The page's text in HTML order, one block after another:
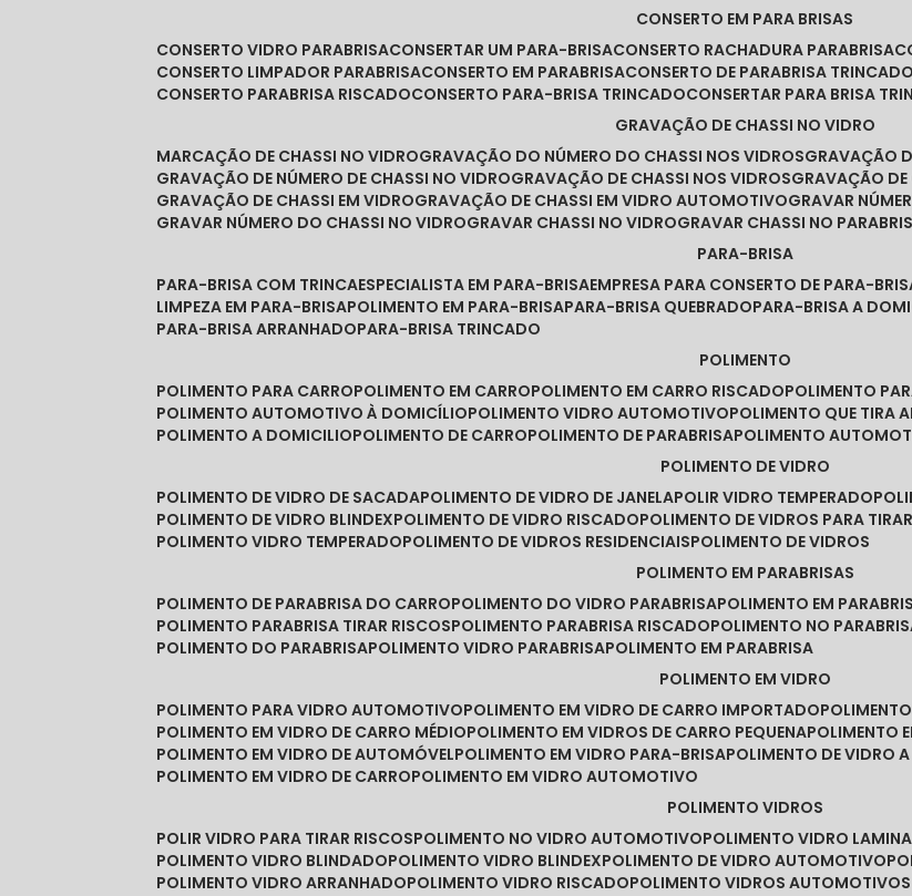
CONSERTO EM PARA BRISAS
CONSERTO VIDRO PARABRISA CONSERTAR UM PARA-BRISA CONSERTO RACHADURA PARABRISA
CONSERTO LIMPADOR PARABRISA CONSERTO EM PARABRISA CONSERTO DE PARABRISA TRINCADO
CONSERTO PARABRISA RISCADO
CONSERTO PARA-BRISA TRINCADO
CONSERTAR PARA BRISA
GRAVAÇÃO DE CHASSI NO VIDRO
MARCAÇÃO DE CHASSI NO VIDRO
GRAVAÇÃO DO NÚMERO DO CHASSI NOS VIDROS
GRAVAÇÃO
GRAVAÇÃO DE NÚMERO DE CHASSI NO VIDRO
GRAVAÇÃO DE CHASSI NOS VIDROS
GRAVAÇÃO
GRAVAÇÃO DE CHASSI EM VIDRO
GRAVAÇÃO DE CHASSI EM VIDRO AUTOMOTIVO
GRAVAR
GRAVAR NÚMERO DO CHASSI NO VIDRO
GRAVAR CHASSI NO VIDRO
GRAVAR CHASSI NO
PARA-BRISA
PARA-BRISA COM TRINCA ESPECIALISTA EM PARA-BRISA EMPRESA PARA CONSERTO DE PARA-
LIMPEZA EM PARA-BRISA POLIMENTO EM PARA-BRISA PARA-BRISA QUEBRADO PARA-BRISA A
PARA-BRISA ARRANHADO PARA-BRISA TRINCADO
POLIMENTO
POLIMENTO PARA CARRO POLIMENTO EM CARRO POLIMENTO EM CARRO RISCADO POLIMENTO
POLIMENTO AUTOMOTIVO À DOMICÍLIO POLIMENTO VIDRO AUTOMOTIVO POLIMENTO QUE TIRA
POLIMENTO A DOMICILIO POLIMENTO DE CARRO POLIMENTO DE PARABRISA POLIMENTO
POLIMENTO DE VIDRO
POLIMENTO DE VIDRO DE SACADA POLIMENTO DE VIDRO DE JANELA POLIR VIDRO TEMPERADO
POLIMENTO DE VIDRO BLINDEX POLIMENTO DE VIDRO RISCADO POLIMENTO DE VIDROS PARA
POLIMENTO VIDRO TEMPERADO POLIMENTO DE VIDROS RESIDENCIAIS POLIMENTO DE VIDROS
POLIMENTO EM PARABRISAS
POLIMENTO DE PARABRISA DO CARRO POLIMENTO DO VIDRO PARABRISA POLIMENTO EM
POLIMENTO PARABRISA TIRAR RISCOS POLIMENTO PARABRISA RISCADO POLIMENTO NO
POLIMENTO DO PARABRISA POLIMENTO VIDRO PARABRISA POLIMENTO EM PARABRISA
POLIMENTO EM VIDRO
POLIMENTO PARA VIDRO AUTOMOTIVO POLIMENTO EM VIDRO DE CARRO IMPORTADO
POLIMENTO EM VIDRO DE CARRO MÉDIO POLIMENTO EM VIDROS DE CARRO PEQUENA
POLIMENTO EM VIDRO DE AUTOMÓVEL POLIMENTO EM VIDRO PARA-BRISA POLIMENTO DE VIDRO
POLIMENTO EM VIDRO DE CARRO POLIMENTO EM VIDRO AUTOMOTIVO
POLIMENTO VIDROS
POLIR VIDRO PARA TIRAR RISCOS POLIMENTO NO VIDRO AUTOMOTIVO POLIMENTO VIDRO
POLIMENTO VIDRO BLINDADO POLIMENTO VIDRO BLINDEX POLIMENTO DE VIDRO AUTOMOTIVO
POLIMENTO VIDRO ARRANHADO POLIMENTO VIDRO RISCADO POLIMENTO VIDROS AUTOMOTIVOS